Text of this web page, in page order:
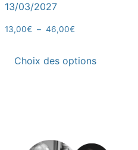
13/03/2027
13,00€ – 46,00€
Choix des options